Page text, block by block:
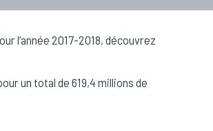
l’année 2017-2018, découvrez
un total de 619,4 millions de